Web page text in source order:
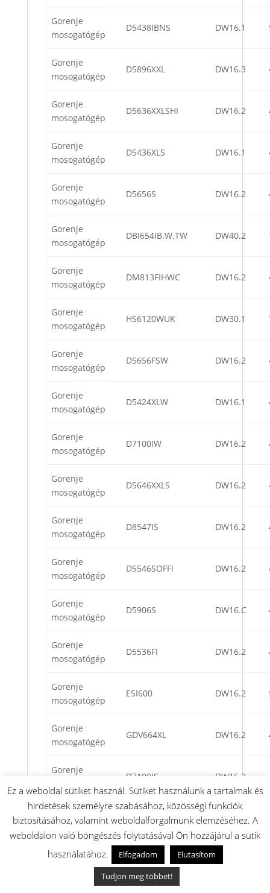
Gorenje
mosogatógép
D5438IBNS DW16.1
Gorenje
mosogatógép
D5896XXL DW16.3
Gorenje
mosogatógép
D5636XXLSHI DW16.2
Gorenje
mosogatógép
D5436XLS DW16.1
Gorenje
mosogatógép
D5656S DW16.2
Gorenje
mosogatógép
DBI654IB.W.TW DW40.2
Gorenje
mosogatógép
DM813FIHWC DW16.2
Gorenje
mosogatógép
HS6120WUK DW30.1
Gorenje
mosogatógép
D5656FSW DW16.2
Gorenje
mosogatógép
D5424XLW DW16.1
Gorenje
mosogatógép
D7100IW DW16.2
Gorenje
mosogatógép
D5646XXLS DW16.2
Gorenje
mosogatógép
D8547IS DW16.2
Gorenje
mosogatógép
D5546SOFFI DW16.2
Gorenje
mosogatógép
D5906S DW16.C
Gorenje
mosogatógép
D5536FI DW16.2
Gorenje
mosogatógép
ESI600 DW16.2
Gorenje
mosogatógép
GDV664XL DW16.2
Gorenje
D7100IS DW16.2
Gorenje
mosogatógép
D5456XLS DW16.1
Gorenje
mosogatógép
D5436FSW
Ez a weboldal sütiket használ. Sütiket használunk a tartalmak és
hirdetések személyre szabásához, közösségi funkciók
biztosításához, valamint weboldalforgalmunk elemzéséhez. A
weboldalon való böngészés folytatásával Ön hozzájárul a sütik
használatához.
Elfogadom
Elutasítom
Tudjon meg többet!